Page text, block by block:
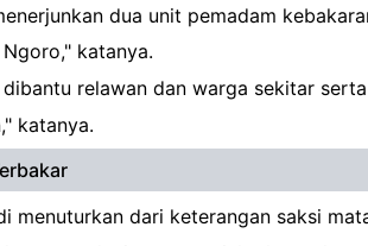
dua unit pemadam
katanya.
relawan dan warga sekitar
katanya.
menuturkan dari keterangan saksi